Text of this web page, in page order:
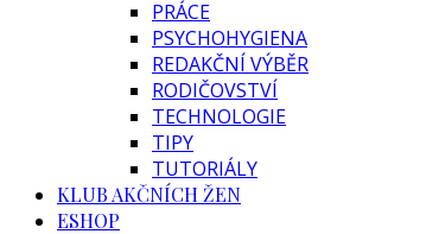
PRÁCE
PSYCHOHYGIENA
REDAKČNÍ VÝBĚR
RODIČOVSTVÍ
TECHNOLOGIE
TIPY
TUTORIÁLY
KLUB AKČNÍCH ŽEN
ESHOP